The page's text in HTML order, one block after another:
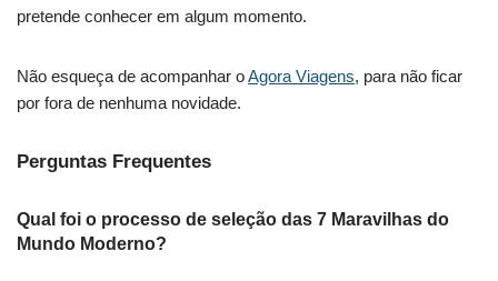
pretende conhecer em algum momento.
Não esqueça de acompanhar oAgora Viagens, para não ficar
por fora de nenhuma novidade.
Perguntas Frequentes
Qual foi o processo de seleção das 7 Maravilhas do
Mundo Moderno?